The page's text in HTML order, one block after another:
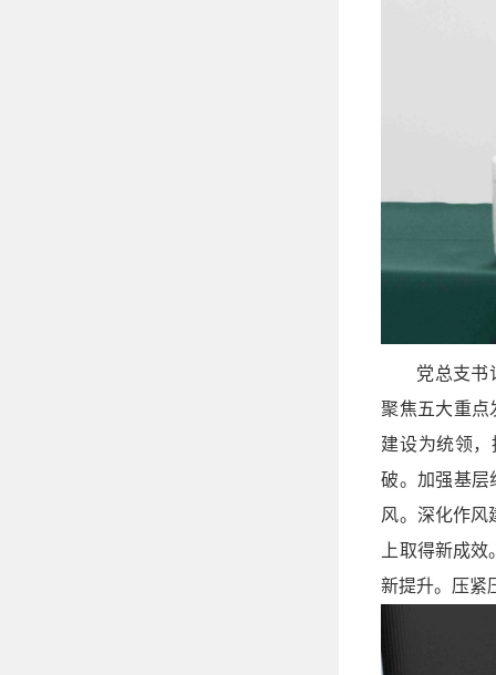
党总支书
聚焦五大重点
建设为统领
破。加强基层
风。深化作风
上取得新成
新提升。压紧